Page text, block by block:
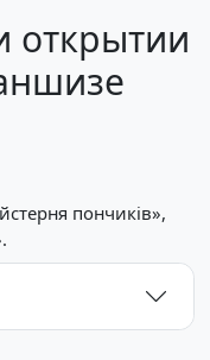
открытии
пончиків»,